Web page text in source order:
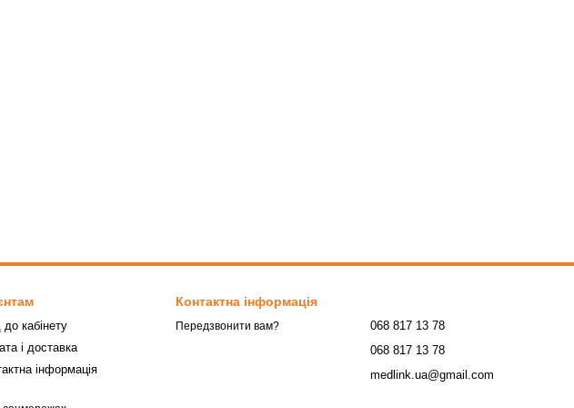
до кабінету
і доставка
інформація
Контактна інформація
Передзвонити вам?
068 817 13 78
068 817 13 78
medlink.ua@gmail.com